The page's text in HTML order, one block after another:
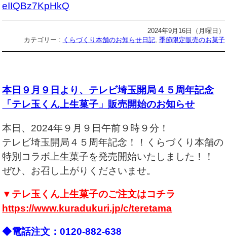
eIIQBz7KpHkQ
2024年9月16日（月曜日）
カテゴリー : くらづくり本舗のお知らせ日記, 季節限定販売のお菓子
本日９月９日より、テレビ埼玉開局４５周年記念
「テレ玉くん上生菓子」販売開始のお知らせ
本日、2024年９月９日午前９時９分！
テレビ埼玉開局４５周年記念！！くらづくり本舗の
特別コラボ上生菓子を発売開始いたしました！！
ぜひ、お召し上がりくださいませ。
▼テレ玉くん上生菓子のご注文はコチラ
https://www.kuradukuri.jp/c/teretama
◆電話注文：0120-882-638